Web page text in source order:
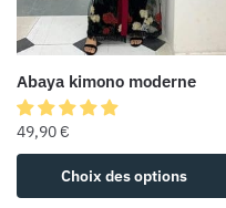
Abaya kimono moderne
49,90€
Choix des options